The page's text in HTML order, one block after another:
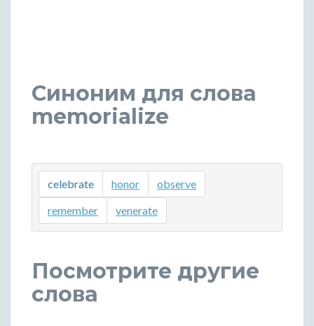
Синоним для слова
memorialize
celebrate honor
observe
remember
venerate
Посмотрите другие
слова